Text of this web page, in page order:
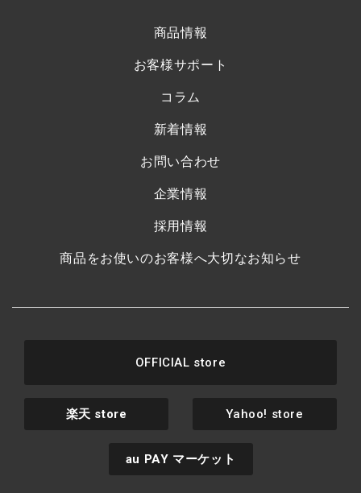
商品情報
お客様サポート
コラム
新着情報
お問い合わせ
企業情報
採用情報
商品をお使いのお客様へ大切なお知らせ
OFFICIAL store
楽天 store Yahoo! store
au PAY マーケット